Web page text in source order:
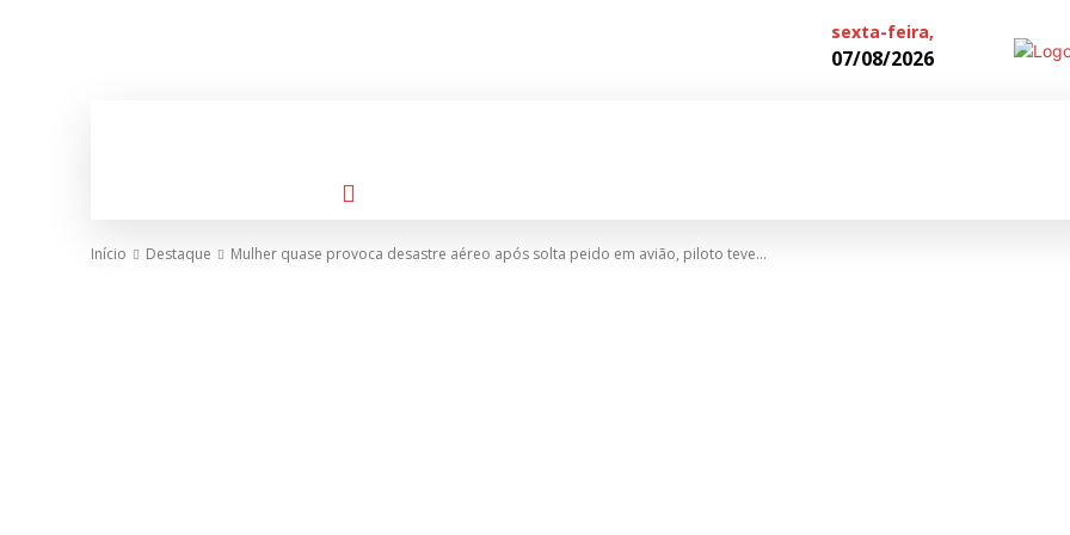
sexta-feira,
07/08/2026
Início Destaque Mulher quase provoca desastre aéreo após solta peido em avião, piloto teve...